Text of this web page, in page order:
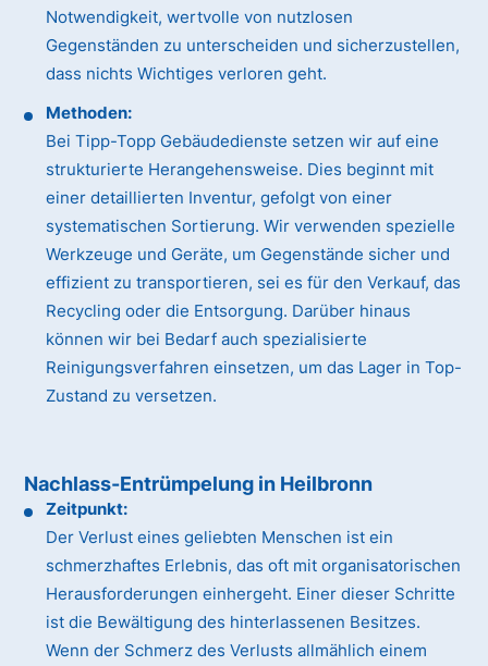
Notwendigkeit, wertvolle von nutzlosen
Gegenständen zu unterscheiden und sicherzustellen,
dass nichts Wichtiges verloren geht.
Methoden:
Bei Tipp-Topp Gebäudedienste setzen wir auf eine
strukturierte Herangehensweise. Dies beginnt mit
einer detaillierten Inventur, gefolgt von einer
systematischen Sortierung. Wir verwenden spezielle
Werkzeuge und Geräte, um Gegenstände sicher und
effizient zu transportieren, sei es für den Verkauf, das
Recycling oder die Entsorgung. Darüber hinaus
können wir bei Bedarf auch spezialisierte
Reinigungsverfahren einsetzen, um das Lager in Top-
Zustand zu versetzen.
Nachlass-Entrümpelung in Heilbronn
Zeitpunkt:
Der Verlust eines geliebten Menschen ist ein
schmerzhaftes Erlebnis, das oft mit organisatorischen
Herausforderungen einhergeht. Einer dieser Schritte
ist die Bewältigung des hinterlassenen Besitzes.
Wenn der Schmerz des Verlusts allmählich einem